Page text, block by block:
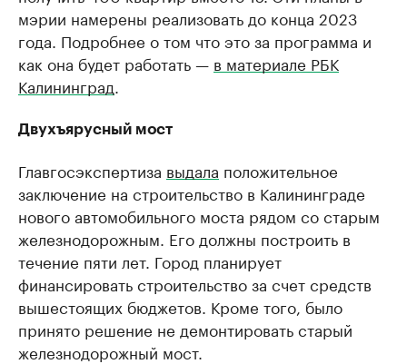
мэрии намерены реализовать до конца 2023
года. Подробнее о том что это за программа и
как она будет работать — в материале РБК
Калининград
Двухъярусный мост
Главгосэкспертиза выдала положительное
заключение на строительство в Калининграде
нового автомобильного моста рядом со старым
железнодорожным. Его должны построить в
течение пяти лет. Город планирует
финансировать строительство за счет средств
вышестоящих бюджетов. Кроме того, было
принято решение не демонтировать старый
железнодорожный мост.